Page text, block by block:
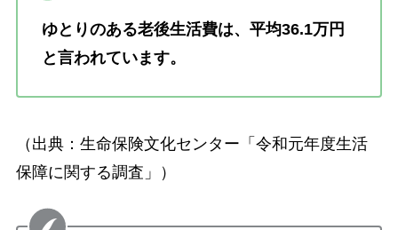
ゆとりのある老後生活費は、平均36.1万円
と言われています。
（出典：生命保険文化センター「令和元年度生活
保障に関する調査」）